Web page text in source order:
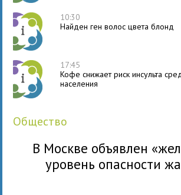
10:30
Найден ген волос цвета блонд
17:45
Кофе снижает риск инсульта
населения
общество
В Москве объявлен
уровень опасности